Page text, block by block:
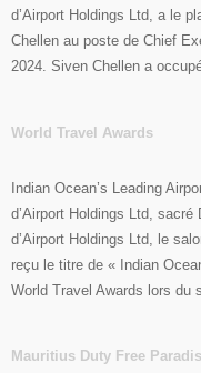
d’Airport Holdings Ltd, a le
Chellen au poste de Chief
2024. Siven Chellen a
World Travel Awards
Indian Ocean’s Leading
d’Airport Holdings Ltd,
d’Airport Holdings Ltd, le
reçu le titre de « Indian
World Travel Awards lors du
Mauritius Duty Free